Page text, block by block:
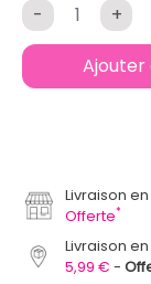
- +
Ajouter
Livraison
Offerte*
Livraison
5,99 €